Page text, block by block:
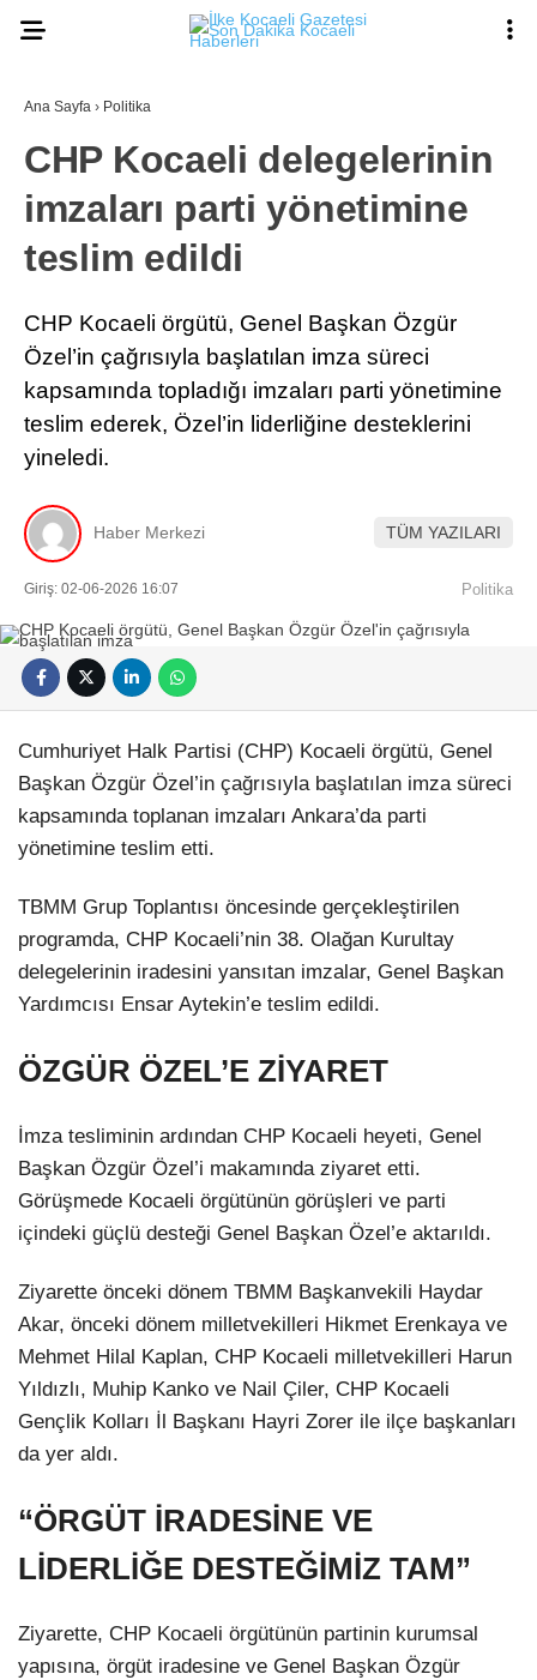
Ana Sayfa
Anasayfa
Gizlilik Politikası
Gizlilik Politikası
Kişisel Verilerin Korunması
Puan Durumları
Son Dakika
Üye Kayıt
Üye Onay
Yayınlar
Yazılarım
Yorumlarım
ASAYIŞ
GÜNDEM
DÜNYA
SPOR
SAĞLIK
EĞITIM
TEKNOLOJI
KÖŞE YAZILARI
RÖPORTAJ
RESMI İLANLAR
Ana Sayfa › Politika
CHP Kocaeli delegelerinin
imzaları parti yönetimine
teslim edildi
CHP Kocaeli örgütü, Genel Başkan Özgür
Özel’in çağrısıyla başlatılan imza süreci
kapsamında topladığı imzaları parti yönetimine
teslim ederek, Özel’in liderliğine desteklerini
yineledi.
Haber Merkezi TÜM YAZILARI
Giriş: 02-06-2026 16:07 Politika
Cumhuriyet Halk Partisi (CHP) Kocaeli örgütü, Genel
Başkan Özgür Özel’in çağrısıyla başlatılan imza süreci
kapsamında toplanan imzaları Ankara’da parti
yönetimine teslim etti.
TBMM Grup Toplantısı öncesinde gerçekleştirilen
programda, CHP Kocaeli’nin 38. Olağan Kurultay
delegelerinin iradesini yansıtan imzalar, Genel Başkan
Yardımcısı Ensar Aytekin’e teslim edildi.
ÖZGÜR ÖZEL’E ZİYARET
İmza tesliminin ardından CHP Kocaeli heyeti, Genel
Başkan Özgür Özel’i makamında ziyaret etti.
Görüşmede Kocaeli örgütünün görüşleri ve parti
içindeki güçlü desteği Genel Başkan Özel’e aktarıldı.
Ziyarette önceki dönem TBMM Başkanvekili Haydar
Akar, önceki dönem milletvekilleri Hikmet Erenkaya ve
Mehmet Hilal Kaplan, CHP Kocaeli milletvekilleri Harun
Yıldızlı, Muhip Kanko ve Nail Çiler, CHP Kocaeli
Gençlik Kolları İl Başkanı Hayri Zorer ile ilçe başkanları
da yer aldı.
“ÖRGÜT İRADESİNE VE
LİDERLİĞE DESTEĞİMİZ TAM”
Ziyarette, CHP Kocaeli örgütünün partinin kurumsal
yapısına, örgüt iradesine ve Genel Başkan Özgür